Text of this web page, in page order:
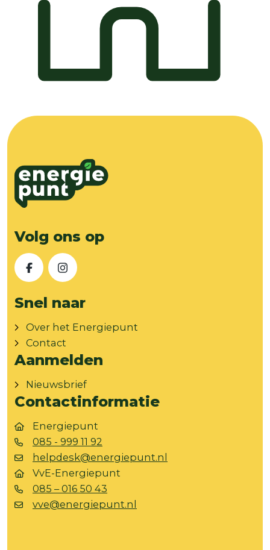
Volg ons op
FacebookInstagram
Snel naar
Over het Energiepunt
Contact
Aanmelden
Nieuwsbrief
Contactinformatie
Energiepunt
085 - 999 11 92
helpdesk@energiepunt.nl
VvE-Energiepunt
085 – 016 50 43
vve@energiepunt.nl